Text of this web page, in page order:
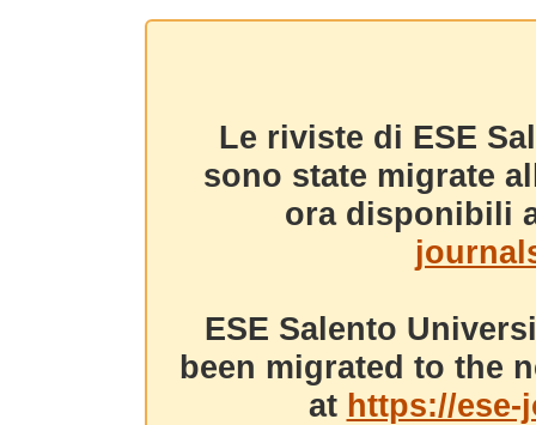
Le riviste di ESE
sono state migrate
ora disponibili
ESE Salento
been migrated to the
at https://